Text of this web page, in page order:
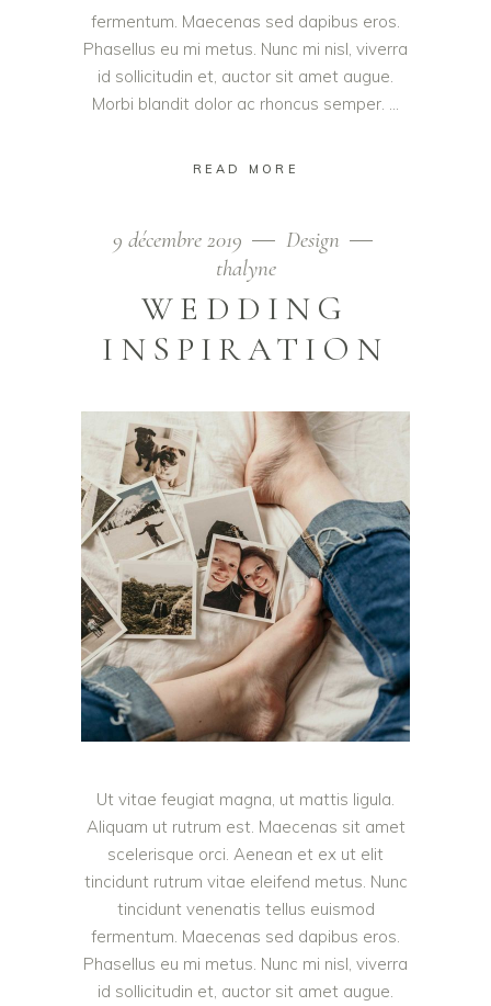
fermentum. Maecenas sed dapibus eros.
Phasellus eu mi metus. Nunc mi nisl, viverra
id sollicitudin et, auctor sit amet augue.
Morbi blandit dolor ac rhoncus semper.
READ MORE
9 décembre 2019
Design
thalyne
WEDDING
INSPIRATION
Ut vitae feugiat magna, ut mattis ligula.
Aliquam ut rutrum est. Maecenas sit amet
scelerisque orci. Aenean et ex ut elit
tincidunt rutrum vitae eleifend metus. Nunc
tincidunt venenatis tellus euismod
fermentum. Maecenas sed dapibus eros.
Phasellus eu mi metus. Nunc mi nisl, viverra
id sollicitudin et, auctor sit amet augue.